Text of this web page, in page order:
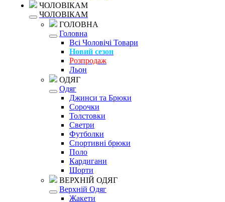
ЧОЛОВІКАМ
ЧОЛОВІКАМ
ГОЛОВНА
Головна
Всі Чоловічі Товари
Новий сезон
Розпродаж
Льон
ОДЯГ
Одяг
Джинси та Брюки
Сорочки
Толстовки
Светри
Футболки
Спортивні брюки
Поло
Кардигани
Шорти
ВЕРХНІЙ ОДЯГ
Верхній Одяг
Жакети